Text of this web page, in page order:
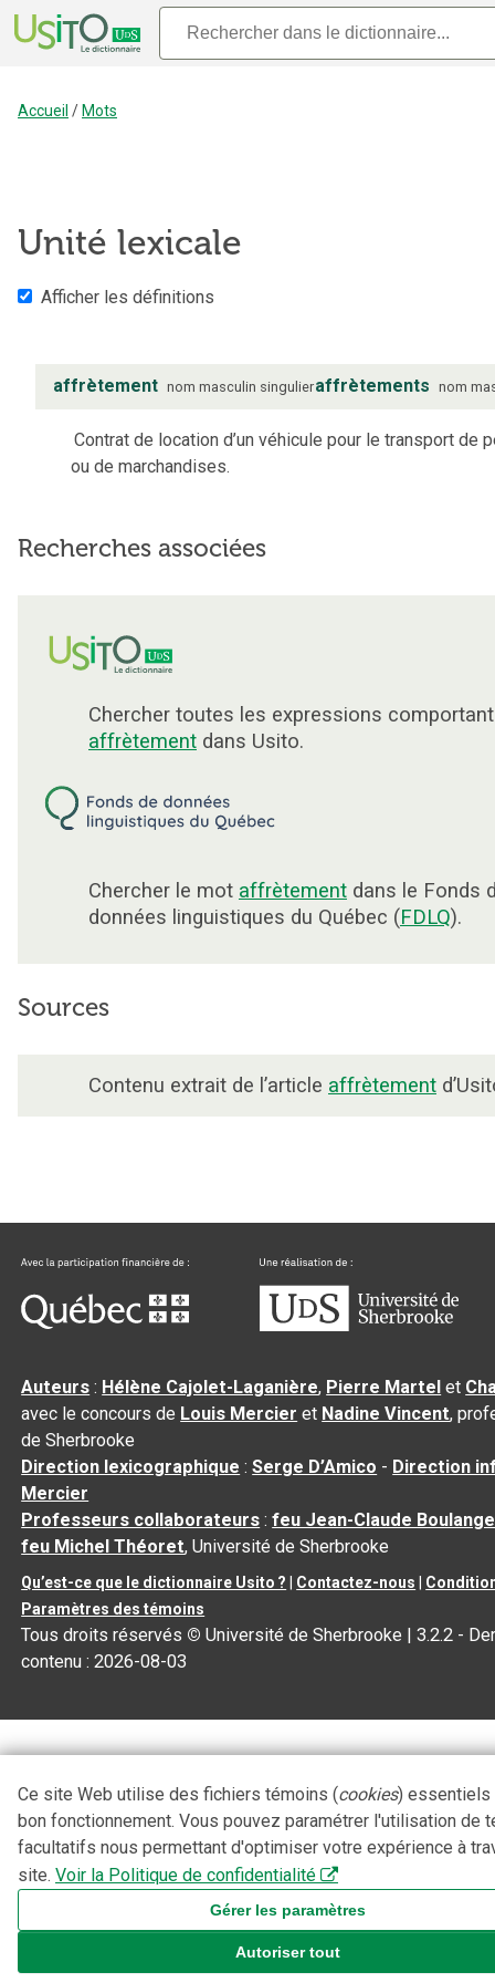
Accueil / Mots
Unité lexicale
Afficher les définitions
affrètement nom masculin singulieraffrètements nom
Contrat de location d’un véhicule pour le transport de
ou de marchandises.
Recherches associées
Chercher toutes les expressions
affrètement dans Usito.
Chercher le mot affrètement dans le Fonds
données linguistiques du Québec (FDLQ).
Sources
Contenu extrait de l’article affrètement
Auteurs : Hélène Cajolet-Laganière, Pierre Martel et
avec le concours de Louis Mercier et Nadine Vincent,
de Sherbrooke
Direction lexicographique :Serge D’Amico - Direction
Mercier
Professeurs collaborateurs :feu Jean-Claude
feu Michel Théoret, Université de Sherbrooke
Qu’est-ce que le dictionnaire Usito ? Contactez-nous
Paramètres des témoins
Tous droits réservés © Université de Sherbrooke |3.2.2 -
contenu :2026-08-03
Ce site Web utilise des fichiers témoins (cookies) essentiels
bon fonctionnement. Vous pouvez paramétrer l'utilisation de
facultatifs nous permettant d'optimiser votre expérience à
site. Voir la Politique de confidentialité
Gérer les paramètres
Autoriser tout